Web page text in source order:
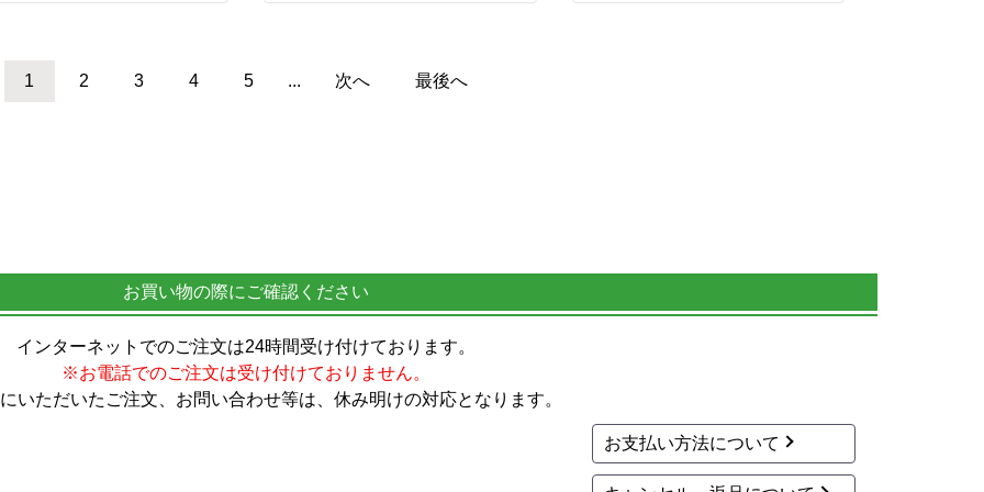
1 2 3 4 5 ... 次へ 最後へ
お買い物の際にご確認ください
インターネットでのご注文は24時間受け付けております。
※お電話でのご注文は受け付けておりません。
いただいたご注文、お問い合わせ等は、休み明けの対応となります。
お支払い方法について